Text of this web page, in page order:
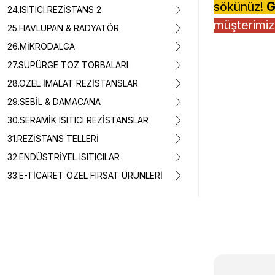
24.ISITICI REZİSTANS 2
25.HAVLUPAN & RADYATÖR
26.MİKRODALGA
27.SÜPÜRGE TOZ TORBALARI
28.ÖZEL İMALAT REZİSTANSLAR
29.SEBİL & DAMACANA
30.SERAMİK ISITICI REZİSTANSLAR
31.REZİSTANS TELLERİ
32.ENDÜSTRİYEL ISITICILAR
33.E-TİCARET ÖZEL FIRSAT ÜRÜNLERİ
sökünüz!